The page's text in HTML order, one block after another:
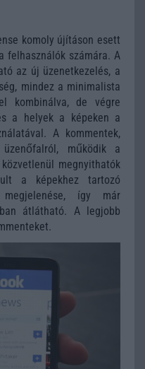
komoly újításon esett
felhasználók számára. A
az új üzenetkezelés, a
mindez a minimalista
kombinálva, de végre
a helyek a képeken a
A kommentek,
működik a
megnyithatók
a képekhez tartozó
így már
átlátható. A legjobb